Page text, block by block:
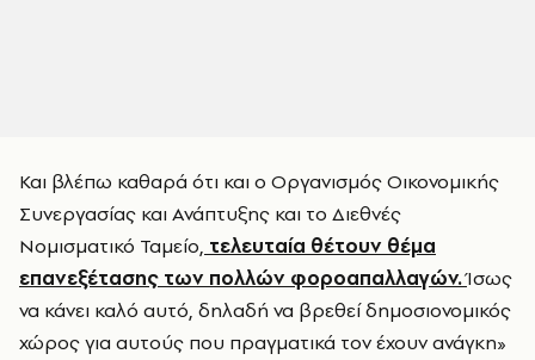
Και βλέπω καθαρά ότι και ο Οργανισμός Οικονομικής
Συνεργασίας και Ανάπτυξης και το Διεθνές
Νομισματικό Ταμείο, τελευταία θέτουν θέμα
επανεξέτασης των πολλών φοροαπαλλαγών.Ίσως
να κάνει καλό αυτό, δηλαδή να βρεθεί δημοσιονομικός
χώρος για αυτούς που πραγματικά τον έχουν ανάγκη»